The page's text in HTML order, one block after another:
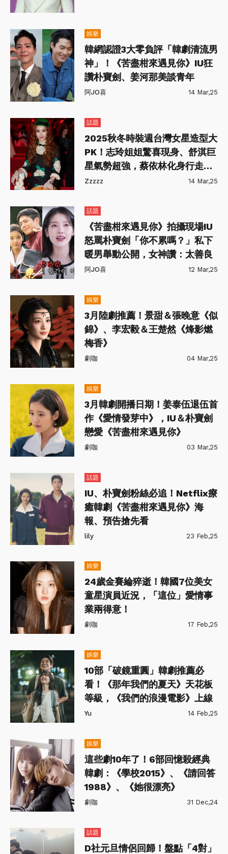
娛樂
韓網認證3大零負評「韓劇清流男
神」！《苦盡柑來遇見你》IU狂
讚朴寶劍、姜河那美談青年
阿JO喜 14 Mar,25
話題
2025秋冬時裝週台灣女星造型大
PK！志玲姐姐驚喜現身、舒淇巨
星氣勢超強，蔡依林化身行走洋
娃娃
Zzzzz 14 Mar,25
話題
《苦盡柑來遇見你》拍攝現場IU
怒罵朴寶劍「你不累嗎？」私下
暖男舉動公開，女神讚：太善良
阿JO喜 12 Mar,25
娛樂
3月陸劇推薦！景甜＆張晚意《似
錦》、李宏毅＆王楚然《烽影燃
梅香》
劇咖 04 Mar,25
娛樂
3月韓劇開播日期！姜泰伍退伍首
作《愛情發芽中》，IU＆朴寶劍
戀愛《苦盡柑來遇見你》
劇咖 03 Mar,25
話題
IU、朴寶劍粉絲必追！Netflix療
癒韓劇《苦盡柑來遇見你》海
報、預告搶先看
lily 23 Feb,25
娛樂
24歲金賽綸猝逝！韓國7位美女
童星演員近況，「這位」愛情事
業兩得意！
劇咖 17 Feb,25
娛樂
10部「破鏡重圓」韓劇推薦必
看！《那年我們的夏天》天花板
等級，《我們的浪漫電影》上線
Yu 14 Feb,25
娛樂
這些劇10年了！6部回憶殺經典
韓劇：《學校2015》、《請回答
1988》、《她很漂亮》
劇咖 31 Dec,24
話題
D社元旦情侶回歸！盤點「4對」